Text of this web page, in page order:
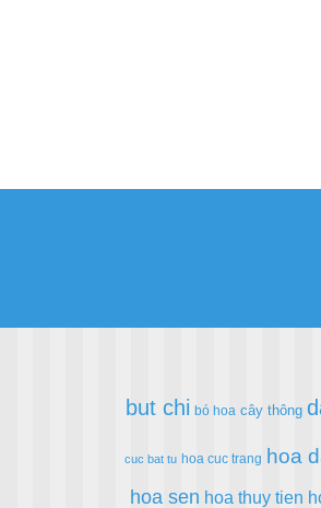
but chi bó hoa cây thông
cuc bat tu hoa cuc trang hoa
hoa sen hoa thuy tien